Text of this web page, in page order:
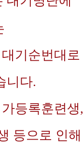
기순번대로
니다.
등록훈련생,
등으로 인해